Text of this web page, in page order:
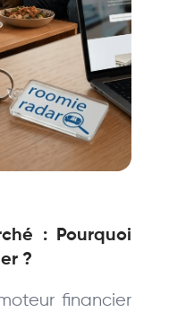
: Pourquoi
?
financier